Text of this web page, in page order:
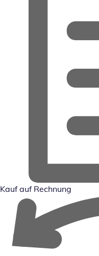
Kauf auf Rechnung